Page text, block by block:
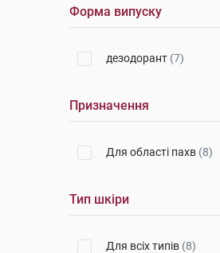
Форма випуску
дезодорант (7)
Призначення
Для області пахв (8)
Тип шкіри
Для всіх типів (8)